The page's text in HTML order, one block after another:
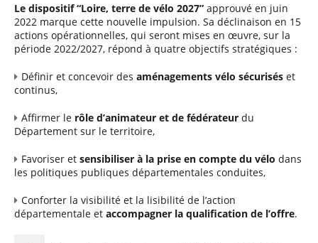
Le dispositif “Loire, terre de vélo 2027” approuvé en juin
2022 marque cette nouvelle impulsion. Sa déclinaison en 15
actions opérationnelles, qui seront mises en œuvre, sur la
période 2022/2027, répond à quatre objectifs stratégiques :
Définir et concevoir des aménagements vélo sécurisés et
continus,
Affirmer le rôle d’animateur et de fédérateur du
Département sur le territoire,
Favoriser et sensibiliser à la prise en compte du vélo dans
les politiques publiques départementales conduites,
Conforter la visibilité et la lisibilité de l’action
départementale et accompagner la qualification de l’offre.